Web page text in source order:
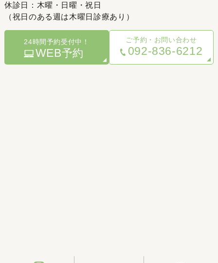
休診日：木曜・日曜・祝日
（祝日のある週は木曜日診療あり）
24時間予約受付中！
WEB予約
ご予約・お問い合わせ
092-836-6212